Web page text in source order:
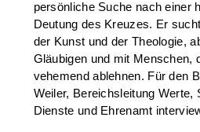
persönliche Suche nach einer
Deutung des Kreuzes. Er
der Kunst und der Theologie,
Gläubigen und mit Menschen,
vehemend ablehnen. Für den
Weiler, Bereichsleitung Werte,
Dienste und Ehrenamt